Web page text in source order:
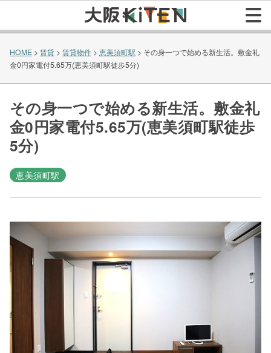
HOME > 賃貸 > 賃貸物件 > 恵美須町駅 > その身一つで始める新生活。敷金礼
金0円家電付5.65万(恵美須町駅徒歩5分)
その身一つで始める新生活。敷金礼
金0円家電付5.65万(恵美須町駅徒歩
5分)
恵美須町駅